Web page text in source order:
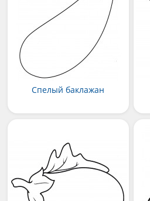
Спелый баклажан